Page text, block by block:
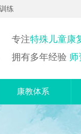
练
专注特殊儿童康
拥有多年经验 师
康教体系
个训课